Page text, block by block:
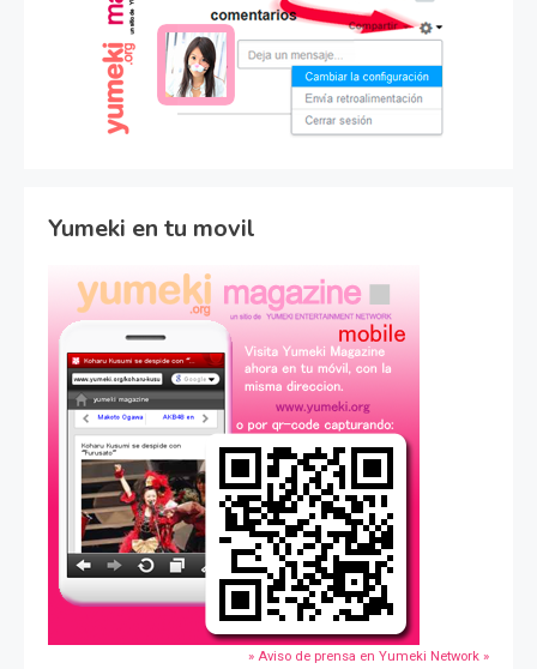
Yumeki en tu movil
» Aviso de prensa en Yumeki Network »